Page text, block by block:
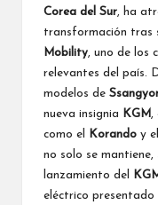
Corea del Sur , ha
transformación tras
Mobility , uno de los
relevantes del país.
modelos de
nueva insignia
KGM
como el
Korando y el
no solo se mantiene,
lanzamiento del
eléctrico presentado